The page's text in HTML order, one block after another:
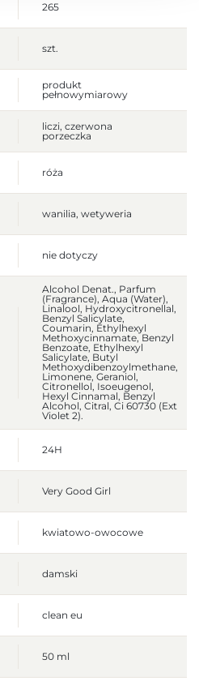
265
szt.
produkt
pełnowymiarowy
liczi, czerwona
porzeczka
róża
wanilia, wetyweria
nie dotyczy
Alcohol Denat., Parfum
(Fragrance), Aqua (Water),
Linalool, Hydroxycitronellal,
Benzyl Salicylate,
Coumarin, Ethylhexyl
Methoxycinnamate, Benzyl
Benzoate, Ethylhexyl
Salicylate, Butyl
Methoxydibenzoylmethane,
Limonene, Geraniol,
Citronellol, Isoeugenol,
Hexyl Cinnamal, Benzyl
Alcohol, Citral, Ci 60730 (Ext
Violet 2).
24H
Very Good Girl
kwiatowo-owocowe
damski
clean eu
50 ml